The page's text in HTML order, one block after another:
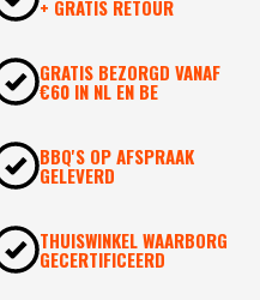
+ GRATIS RETOUR
GRATIS BEZORGD VANAF
€60 IN NL EN BE
BBQ'S OP AFSPRAAK
GELEVERD
THUISWINKEL WAARBORG
GECERTIFICEERD